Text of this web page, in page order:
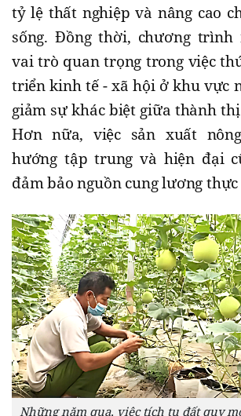
tỷ lệ thất nghiệp và nâng cao
sống. Đồng thời, chương trình
vai trò quan trọng trong việc
triển kinh tế - xã hội ở khu vực
giảm sự khác biệt giữa thành
Hơn nữa, việc sản xuất
hướng tập trung và hiện đại
đảm bảo nguồn cung lương
Những năm qua, việc tích tụ đất quy